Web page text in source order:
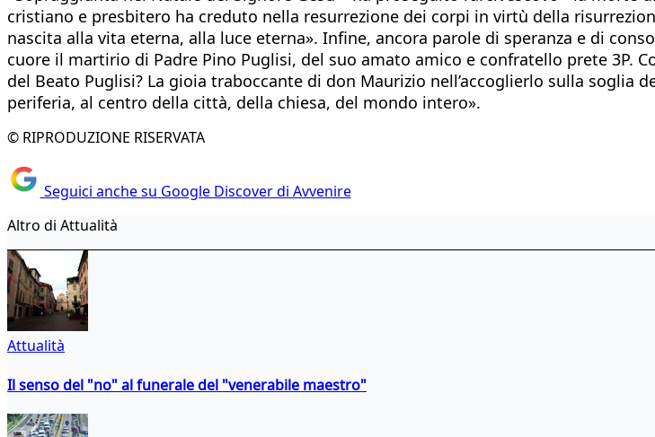
cristiano e presbitero ha creduto nella resurrezione dei corpi in virtù della
nascita alla vita eterna, alla luce eterna». Infine, ancora parole di speranza e di
cuore il martirio di Padre Pino Puglisi, del suo amato amico e confratello prete 3P.
del Beato Puglisi? La gioia traboccante di don Maurizio nell’accoglierlo sulla soglia
periferia, al centro della città, della chiesa, del mondo intero».
© RIPRODUZIONE RISERVATA
Seguici anche su Google Discover di Avvenire
Altro di Attualità
Attualità
Il senso del "no" al funerale del "venerabile maestro"